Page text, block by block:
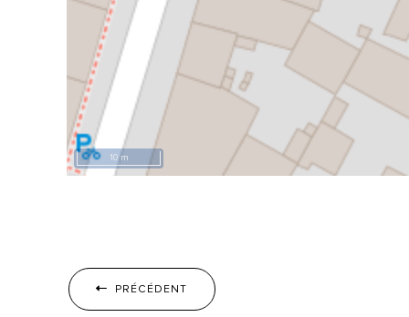
10 m
PRÉCÉDENT